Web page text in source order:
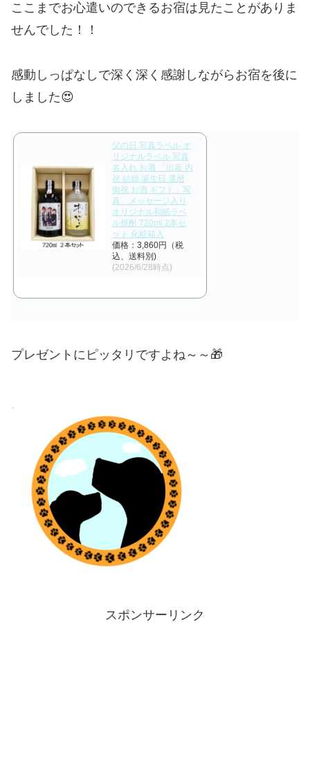
ここまでお心遣いのできるお宿は見たことがありま
せんでした！！
感動しっぱなしで深く深く感謝しながらお宿を後に
しました😍
父の日 写真ラベル オ
リジナルラベル 写真
名入れ お酒 「出産 内
祝 結婚 誕生日 還暦
御祝 お酒 ギフト」写
真、メッセージ入り
オリジナル和紙ラベ
ル焼酎 720ml 2本セ
ット 化粧箱入
価格：3,860円（税
込、送料別)
(2026/6/28時点)
プレゼントにピッタリですよね～～🎁
スポンサーリンク